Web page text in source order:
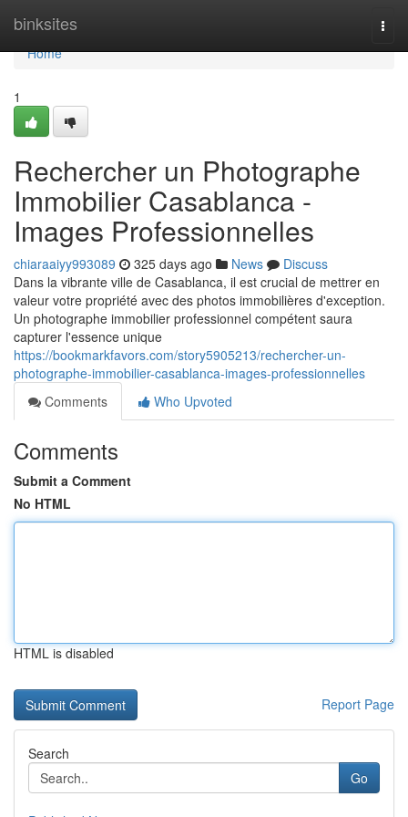
binksites
Home
Home
1
Rechercher un Photographe
Immobilier Casablanca -
Images Professionnelles
chiaraaiyy993089 325 days ago News
Discuss
Dans la vibrante ville de Casablanca, il est crucial de mettrer en
valeur votre propriété avec des photos immobilières d'exception.
Un photographe immobilier professionnel compétent saura
capturer l'essence unique
https://bookmarkfavors.com/story5905213/rechercher-un-
photographe-immobilier-casablanca-images-professionnelles
Comments
Who Upvoted
Comments
Submit a Comment
No HTML
HTML is disabled
Report Page
Search
Go